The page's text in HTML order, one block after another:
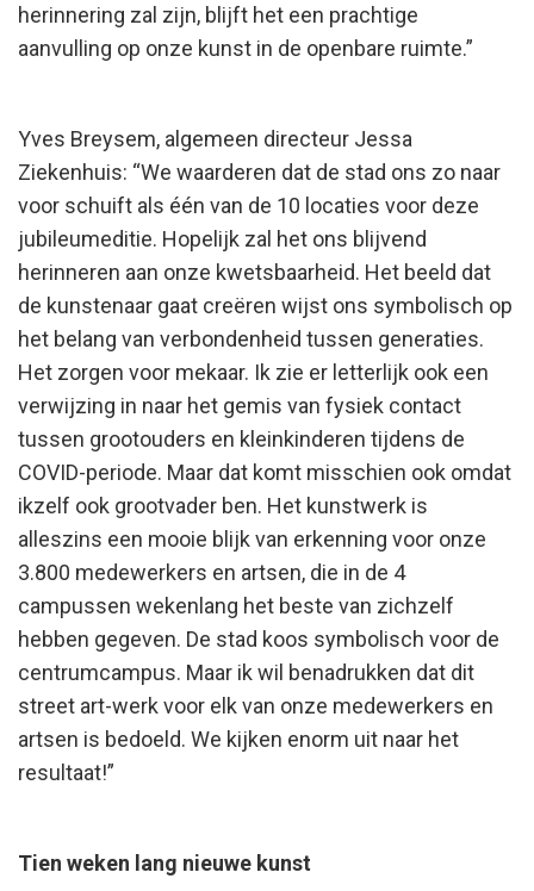
herinnering zal zijn, blijft het een prachtige
aanvulling op onze kunst in de openbare ruimte.”
Yves Breysem, algemeen directeur Jessa
Ziekenhuis: “We waarderen dat de stad ons zo naar
voor schuift als één van de 10 locaties voor deze
jubileumeditie. Hopelijk zal het ons blijvend
herinneren aan onze kwetsbaarheid. Het beeld dat
de kunstenaar gaat creëren wijst ons symbolisch op
het belang van verbondenheid tussen generaties.
Het zorgen voor mekaar. Ik zie er letterlijk ook een
verwijzing in naar het gemis van fysiek contact
tussen grootouders en kleinkinderen tijdens de
COVID-periode. Maar dat komt misschien ook omdat
ikzelf ook grootvader ben. Het kunstwerk is
alleszins een mooie blijk van erkenning voor onze
3.800 medewerkers en artsen, die in de 4
campussen wekenlang het beste van zichzelf
hebben gegeven. De stad koos symbolisch voor de
centrumcampus. Maar ik wil benadrukken dat dit
street art-werk voor elk van onze medewerkers en
artsen is bedoeld. We kijken enorm uit naar het
resultaat!”
Tien weken lang nieuwe kunst